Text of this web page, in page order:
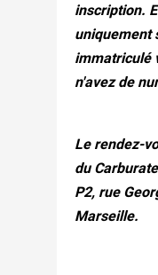
inscription.
uniquement
immatriculé
n'avez de
Le rendez-
du
P2, rue
Marseille.